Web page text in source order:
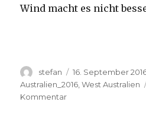
Wind macht es nicht
Autor
stefan
Veröffentlicht
am
16. September
Australien_2016 ,West Australien
Kommentarzu